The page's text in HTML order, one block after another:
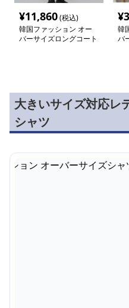
¥11,860(税込)
韓国ファッション オー
バーサイズロングコート
¥
韓
バ
大きいサイズ対応レ
シャツ